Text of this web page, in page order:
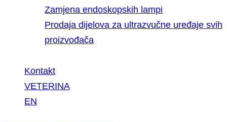
Zamjena endoskopskih lampi
Prodaja dijelova za ultrazvučne uređaje svih
proizvođača
Kontakt
VETERINA
EN